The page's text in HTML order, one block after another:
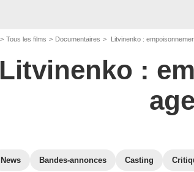
Tous les films Documentaires Litvinenko :
Litvinenko :
News Bandes-annonces Casting